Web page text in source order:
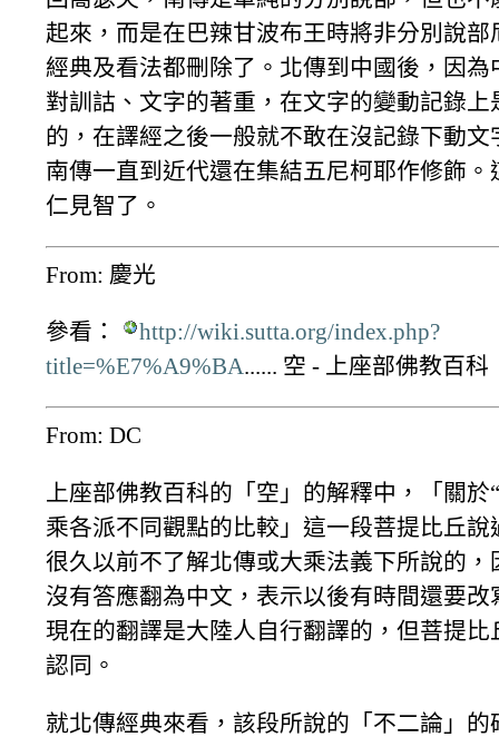
起來，而是在巴辣甘波布王時將非分別說部
經典及看法都刪除了。北傳到中國後，因為
對訓詁、文字的著重，在文字的變動記錄上
的，在譯經之後一般就不敢在沒記錄下動文
南傳一直到近代還在集結五尼柯耶作修飾。
仁見智了。
From: 慶光
參看：
http://wiki.sutta.org/index.php?
title=%E7%A9%BA...... 空 - 上座部佛教百科
From: DC
上座部佛教百科的「空」的解釋中，「關於
乘各派不同觀點的比較」這一段菩提比丘說
很久以前不了解北傳或大乘法義下所說的，
沒有答應翻為中文，表示以後有時間還要改
現在的翻譯是大陸人自行翻譯的，但菩提比
認同。
就北傳經典來看，該段所說的「不二論」的